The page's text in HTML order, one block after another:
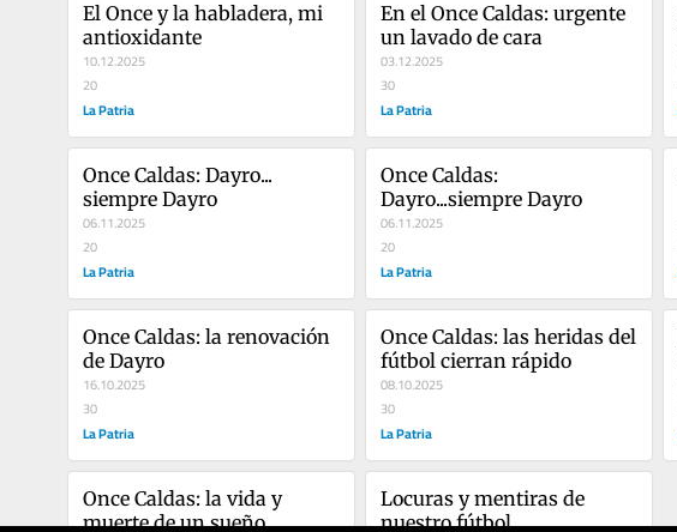
El Once y la habladera, mi
antioxidante
10.12.2025
20
La Patria
En el Once Caldas: urgente
un lavado de cara
03.12.2025
30
La Patria
Once Caldas: Dayro...
siempre Dayro
06.11.2025
20
La Patria
Once Caldas:
Dayro...siempre Dayro
06.11.2025
20
La Patria
Once Caldas: la renovación
de Dayro
16.10.2025
30
La Patria
Once Caldas: las heridas del
fútbol cierran rápido
08.10.2025
30
La Patria
Once Caldas: la vida y
muerte de un sueño
Locuras y mentiras de
nuestro fútbol